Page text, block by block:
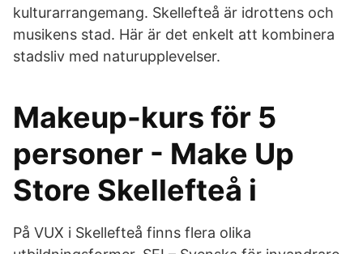
kulturarrangemang. Skellefteå är idrottens och
musikens stad. Här är det enkelt att kombinera
stadsliv med naturupplevelser.
Makeup-kurs för 5
personer - Make Up
Store Skellefteå i
På VUX i Skellefteå finns flera olika